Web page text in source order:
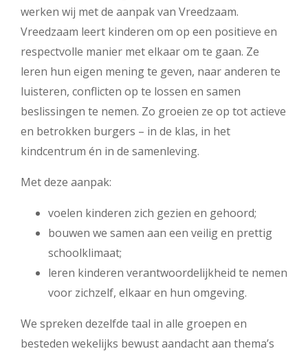
werken wij met de aanpak van Vreedzaam.
Vreedzaam leert kinderen om op een positieve en
respectvolle manier met elkaar om te gaan. Ze
leren hun eigen mening te geven, naar anderen te
luisteren, conflicten op te lossen en samen
beslissingen te nemen. Zo groeien ze op tot actieve
en betrokken burgers – in de klas, in het
kindcentrum én in de samenleving.
Met deze aanpak:
voelen kinderen zich gezien en gehoord;
bouwen we samen aan een veilig en prettig
schoolklimaat;
leren kinderen verantwoordelijkheid te nemen
voor zichzelf, elkaar en hun omgeving.
We spreken dezelfde taal in alle groepen en
besteden wekelijks bewust aandacht aan thema’s